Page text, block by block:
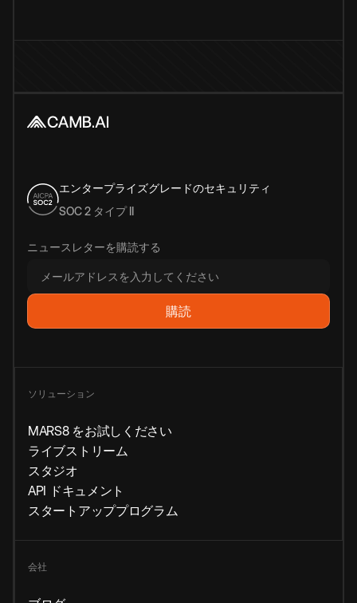
エンタープライズグレードのセキュリティ
SOC 2 タイプ II
ニュースレターを購読する
ソリューション
MARS8 をお試しください
ライブストリーム
スタジオ
API ドキュメント
スタートアッププログラム
会社